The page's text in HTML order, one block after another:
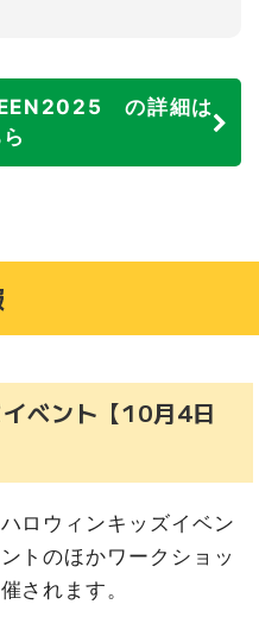
の詳細は
ベント【10月4日
ロウィンキッズイベン
トのほかワークショッ
されます。